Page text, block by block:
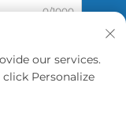
0/1000
our services.
Personalize